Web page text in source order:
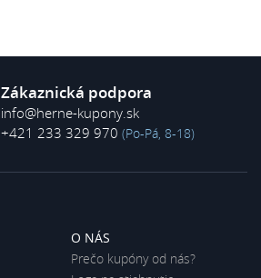
Zákaznická podpora
info@herne-kupony.sk
+421 233 329 970 (Po-Pá, 8-18)
O NÁS
Prečo kupóny od nás?